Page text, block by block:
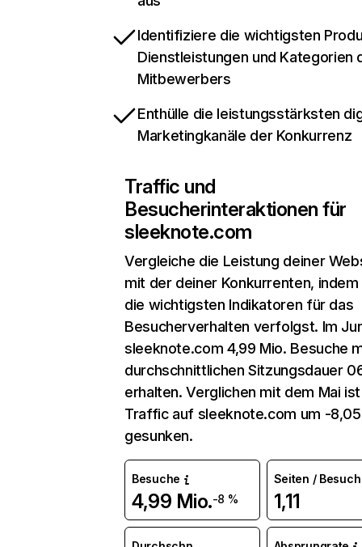
Identifiziere die wichtigsten
Dienstleistungen und Kategorien
Mitbewerbers
Enthülle die leistungsstärksten
Marketingkanäle der Konkurrenz
Traffic und
Besucherinteraktionen für
sleeknote.com
Vergleiche die Leistung deiner
mit der deiner Konkurrenten, indem
die wichtigsten Indikatoren für das
Besucherverhalten verfolgst. Im
sleeknote.com 4,99 Mio. Besuche
durchschnittlichen Sitzungsdauer
erhalten. Verglichen mit dem Mai
Traffic auf sleeknote.com um -
gesunken.
Besuche
4,99 Mio.-8 %
Seiten / Besuch
1,11